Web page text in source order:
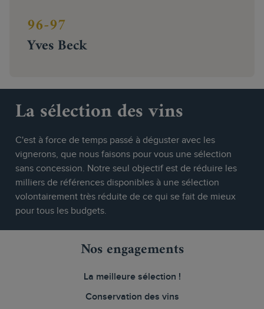
96-97
Yves Beck
La sélection des vins
C'est à force de temps passé à déguster avec les
vignerons, que nous faisons pour vous une sélection
sans concession. Notre seul objectif est de réduire les
milliers de références disponibles à une sélection
volontairement très réduite de ce qui se fait de mieux
pour tous les budgets.
Nos engagements
La meilleure sélection !
Conservation des vins